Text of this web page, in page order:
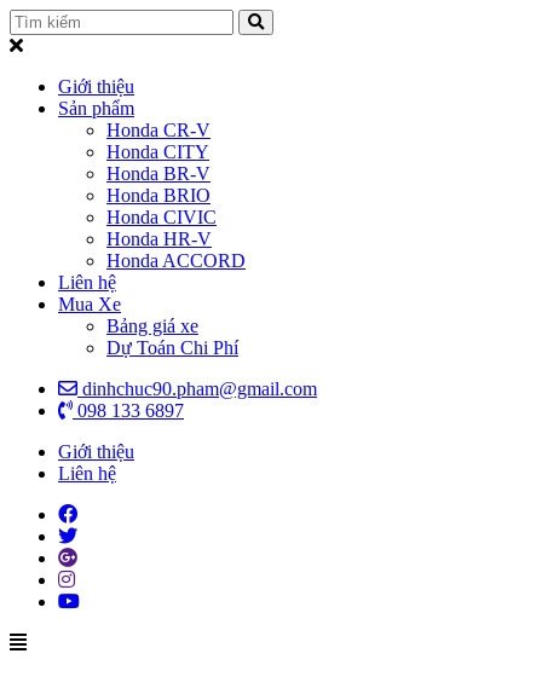
Giới thiệu
Sản phẩm
Honda CR-V
Honda CITY
Honda BR-V
Honda BRIO
Honda CIVIC
Honda HR-V
Honda ACCORD
Liên hệ
Mua Xe
Bảng giá xe
Dự Toán Chi Phí
dinhchuc90.pham@gmail.com
098 133 6897
Giới thiệu
Liên hệ